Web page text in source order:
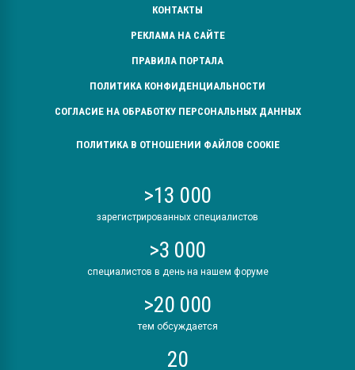
КОНТАКТЫ
РЕКЛАМА НА САЙТЕ
ПРАВИЛА ПОРТАЛА
ПОЛИТИКА КОНФИДЕНЦИАЛЬНОСТИ
СОГЛАСИЕ НА ОБРАБОТКУ ПЕРСОНАЛЬНЫХ ДАННЫХ
ПОЛИТИКА В ОТНОШЕНИИ ФАЙЛОВ COOKIE
>13 000
зарегистрированных специалистов
>3 000
специалистов в день на нашем форуме
>20 000
тем обсуждается
20